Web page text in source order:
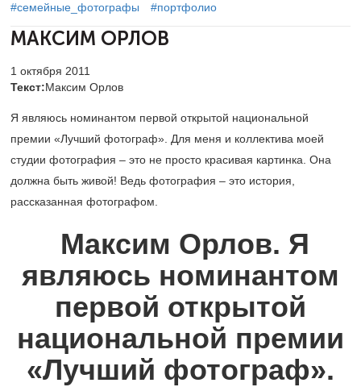
#семейные_фотографы #портфолио
МАКСИМ ОРЛОВ
1 октября 2011
Текст:Максим Орлов
Я являюсь номинантом первой открытой национальной
премии «Лучший фотограф». Для меня и коллектива моей
студии фотография – это не просто красивая картинка. Она
должна быть живой! Ведь фотография – это история,
рассказанная фотографом.
Максим Орлов. Я
являюсь номинантом
первой открытой
национальной премии
«Лучший фотограф».